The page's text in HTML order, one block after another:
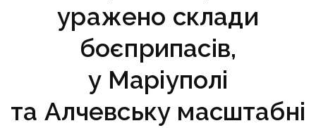
уражено склади
боєприпасів,
у Маріуполі
та Алчевську масштабні